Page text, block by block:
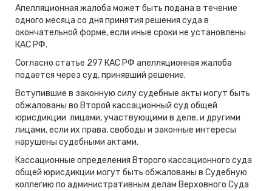
Апелляционная жалоба может быть подана в течение
одного месяца со дня принятия решения суда в
окончательной форме, если иные сроки не установлены
КАС РФ.
Согласно статье 297 КАС РФ апелляционная жалоба
подается через суд, принявший решение.
Вступившие в законную силу судебные акты могут быть
обжалованы во Второй кассационный суд общей
юрисдикции лицами, участвующими в деле, и другими
лицами, если их права, свободы и законные интересы
нарушены судебными актами.
Кассационные определения Второго кассационного суда
общей юрисдикции могут быть обжалованы в Судебную
коллегию по административным делам Верховного Суда